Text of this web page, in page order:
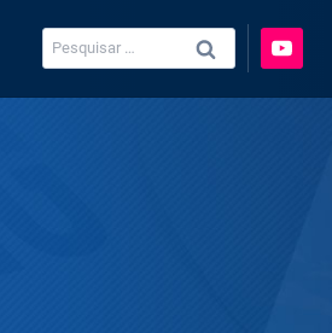
Pesquisar
por: